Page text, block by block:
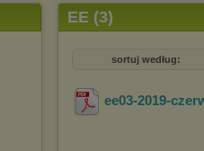
EE (3)
sortuj według:
ee03-2019-